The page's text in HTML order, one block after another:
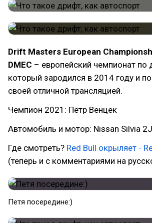
Drift Masters European
DMEC – европейский чемпионат по
который зародился в 2014 году и
своей отличной трансляцией.
Чемпион 2021: Пётр Венцек
Автомобиль и мотор: Nissan Silvia
Где смотреть? Red Bull окрыляет -
(теперь и с комментариями на
Петя посередине:)